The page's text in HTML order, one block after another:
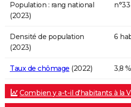
Population : rang national
(2023)
n°33
Densité de population
(2023)
6
Taux de chômage (2022) 3,8 %
Combien y a-t-il d'habitants à la